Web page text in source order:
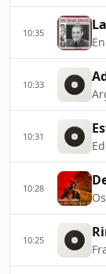
10:35
10:33
10:31
10:28
10:25